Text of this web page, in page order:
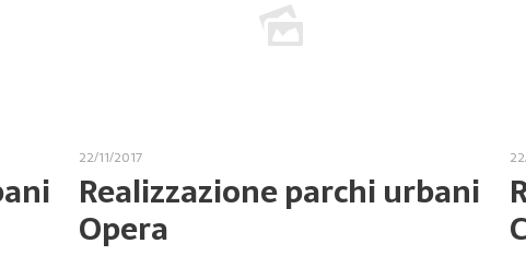
22/11/2017
Realizzazione parchi urbani
Opera